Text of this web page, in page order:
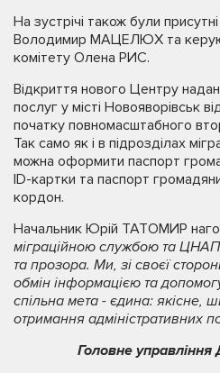
На зустрічі також були
Володимир МАЦЕЛЮХ та
комітету Олена РИС.
Відкриття нового Центру
послуг у місті Новояворівськ
початку повномасштабного
Так само як і в підрозділах
можна оформити паспорт
ID-картки та паспорт
кордон.
Начальник Юрій ТАТОМИР
міграційною службою та
та прозора. Ми, зі своєї
обмін інформацією та
спільна мета - єдина: якісне,
отримання адміністративних
Головне управління